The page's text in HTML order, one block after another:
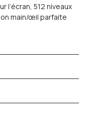
l’écran, 512 niveaux
main/œil parfaite